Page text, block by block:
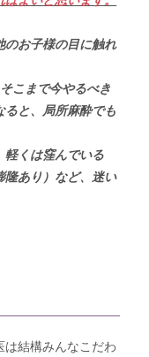
お子様の目に触れ
こまで今やるべき
ると、局所麻酔でも
くは窪んでいる
隆あり）など、迷い
は結構みんなこだわ